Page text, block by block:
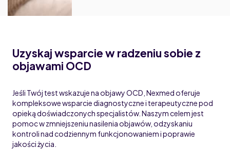
Uzyskaj wsparcie w radzeniu sobie z
objawami OCD
Jeśli Twój test wskazuje na objawy OCD, Nexmed oferuje
kompleksowe wsparcie diagnostyczne i terapeutyczne pod
opieką doświadczonych specjalistów. Naszym celem jest
pomoc w zmniejszeniu nasilenia objawów, odzyskaniu
kontroli nad codziennym funkcjonowaniem i poprawie
jakości życia.